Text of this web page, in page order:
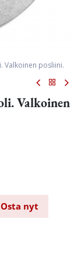
Valkoinen posliini.
Valkoinen
Osta nyt